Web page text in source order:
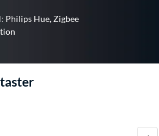
Philips Hue, Zigbee